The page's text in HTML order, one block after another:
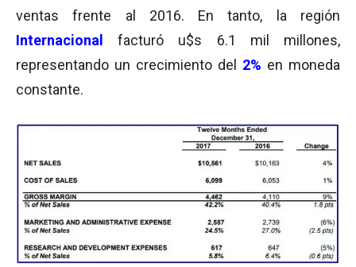
ventas frente al 2016. En tanto, la región
Internacional
facturó u$s 6.1 mil millones,
representando un crecimiento del 2% en moneda
constante.